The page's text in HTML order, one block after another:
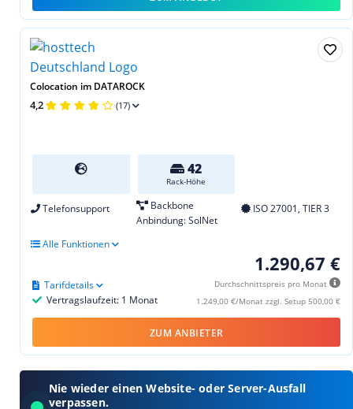
Colocation im DATAROCK
4,2 (17)
42
Rack-Höhe
Telefonsupport
Backbone
Anbindung: SolNet
ISO 27001, TIER 3
Alle Funktionen
1.290,67 €
Durchschnittspreis pro Monat
1.249,00 €/Monat zzgl. Setup 500,00 €
Vertragslaufzeit: 1 Monat
Tarifdetails
ZUM ANBIETER
Nie wieder einen Website- oder Server-Ausfall
verpassen.